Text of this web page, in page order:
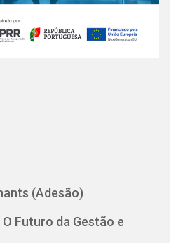
(Adesão)
Futuro da Gestão e